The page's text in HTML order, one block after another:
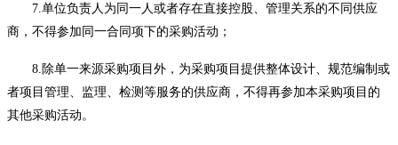
7.单位负责人为同一人或者存在直接控股、管理关系的不同供应
商，不得参加同一合同项下的采购活动；
8.除单一来源采购项目外，为采购项目提供整体设计、规范编制或
者项目管理、监理、检测等服务的供应商，不得再参加本采购项目的
其他采购活动。